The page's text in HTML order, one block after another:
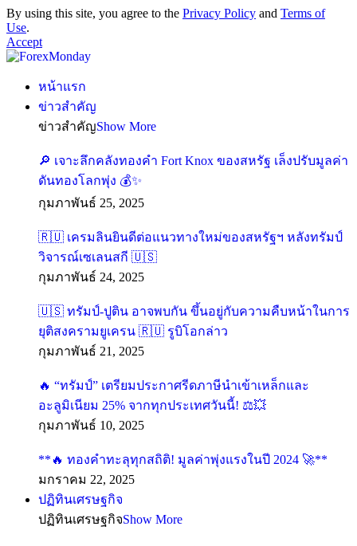
By using this site, you agree to the Privacy Policy and Terms of
Use.
Accept
หน้าแรก
ข่าวสำคัญ
ข่าวสำคัญShow More
🔎 เจาะลึกคลังทองคำ Fort Knox ของสหรัฐ เล็งปรับมูลค่า
ดันทองโลกพุ่ง 💰✨
กุมภาพันธ์ 25, 2025
🇷🇺 เครมลินยินดีต่อแนวทางใหม่ของสหรัฐฯ หลังทรัมป์
วิจารณ์เซเลนสกี 🇺🇸
กุมภาพันธ์ 24, 2025
🇺🇸 ทรัมป์-ปูติน อาจพบกัน ขึ้นอยู่กับความคืบหน้าในการ
ยุติสงครามยูเครน 🇷🇺 รูบิโอกล่าว
กุมภาพันธ์ 21, 2025
🔥 “ทรัมป์” เตรียมประกาศรีดภาษีนำเข้าเหล็กและ
อะลูมิเนียม 25% จากทุกประเทศวันนี้! ⚖️💥
กุมภาพันธ์ 10, 2025
**🔥 ทองคำทะลุทุกสถิติ! มูลค่าพุ่งแรงในปี 2024 🚀**
มกราคม 22, 2025
ปฏิทินเศรษฐกิจ
ปฏิทินเศรษฐกิจShow More